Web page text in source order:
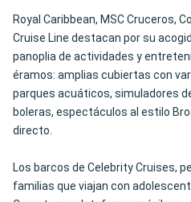
Royal Caribbean, MSC Cruceros,
Cruise Line destacan por su
panoplia de actividades y
éramos: amplias cubiertas con
parques acuáticos, simuladores
boleras, espectáculos al estilo
directo.
Los barcos de Celebrity Cruises,
familias que viajan con